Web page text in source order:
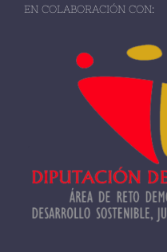
EN COLABORACIÓN CON: